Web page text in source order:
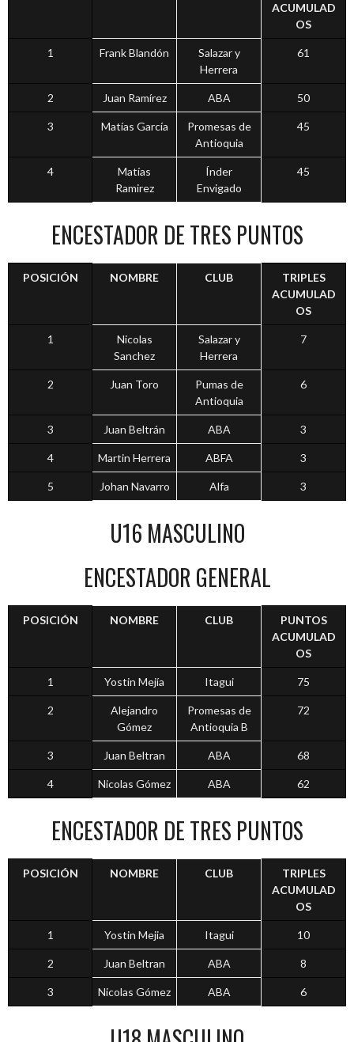
ACUMULAD
OS
1 Frank Blandón
Salazar y
Herrera
61
2 Juan Ramírez ABA 50
3 Matías García
Promesas de
Antioquia
45
4
Matías
Ramirez
Índer
Envigado
45
ENCESTADOR DE TRES PUNTOS
POSICIÓN NOMBRE CLUB
TRIPLES
ACUMULAD
OS
1
Nicolas
Sanchez
Salazar y
Herrera
7
2 Juan Toro
Pumas de
Antioquia
6
3 Juan Beltrán ABA 3
4 Martin Herrera ABFA 3
5 Johan Navarro Alfa 3
U16 MASCULINO
ENCESTADOR GENERAL
POSICIÓN NOMBRE CLUB
PUNTOS
ACUMULAD
OS
1 Yostin Mejía Itagui 75
2
Alejandro
Gómez
Promesas de
Antioquia B
72
3 Juan Beltran ABA 68
4 Nicolas Gómez ABA 62
ENCESTADOR DE TRES PUNTOS
POSICIÓN NOMBRE CLUB
TRIPLES
ACUMULAD
OS
1 Yostin Mejia Itagui 10
2 Juan Beltran ABA 8
3 Nicolas Gómez ABA 6